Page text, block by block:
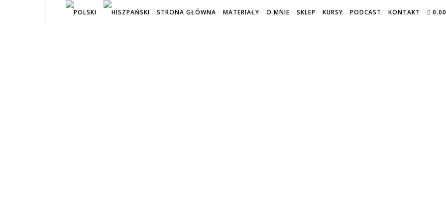
STRONA GŁÓWNA MATERIAŁY O MNIE SKLEP KURSY PODCAST KONTAKT